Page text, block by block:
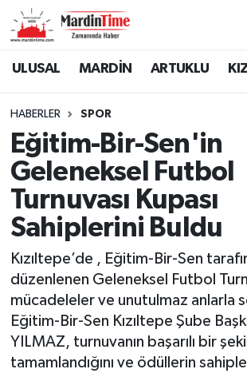
ULUSAL MARDİN ARTUKLU
HABERLER SPOR
Eğitim-Bir-Sen'in
Geleneksel Futbol
Turnuvası Kupası
Sahiplerini Buldu
Kızıltepe’de , Eğitim-Bir-Sen
düzenlenen Geleneksel Futbol
mücadeleler ve unutulmaz anlarla
Eğitim-Bir-Sen Kızıltepe Şube
YILMAZ, turnuvanın başarılı bir
tamamlandığını ve ödüllerin
Mardin Nöbetçi Eczaneler
Mardin Namaz Vakitleri
Mardin Trafik Yoğunluk Haritası
Süper Lig Puan Durumu ve Fikstür
Tüm Manşetler
Son Dakika Haberleri
Haber Arşivi